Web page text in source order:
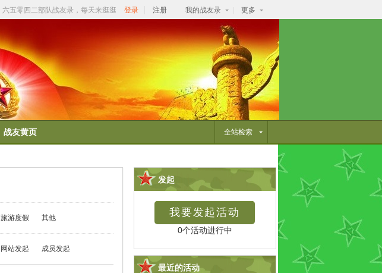
六五零四二部队战友录，每天来逛逛 登录 注册 我的战友录 更多
战友黄页 全站检索
旅游度假 其他
网站发起 成员发起
发起
0个活动进行中
最近的活动